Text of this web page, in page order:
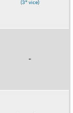
(3º vice)
-